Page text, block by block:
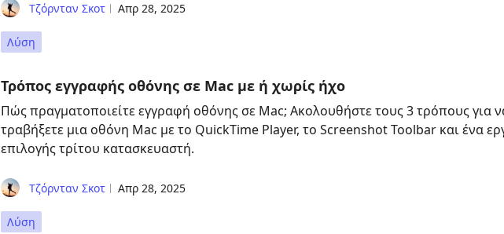
Τζόρνταν Σκοτ Απρ 28, 2025
Λύση
Τρόπος εγγραφής οθόνης σε Mac με ή χωρίς ήχο
Πώς πραγματοποιείτε εγγραφή οθόνης σε Mac; Ακολουθήστε τους 3 τρόπους για
τραβήξετε μια οθόνη Mac με το QuickTime Player, το Screenshot Toolbar και ένα
επιλογής τρίτου κατασκευαστή.
Τζόρνταν Σκοτ Απρ 28, 2025
Λύση